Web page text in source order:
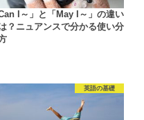
Can I～」と「May I～」の違い
？ニュアンスで分かる使い分
英語の基礎